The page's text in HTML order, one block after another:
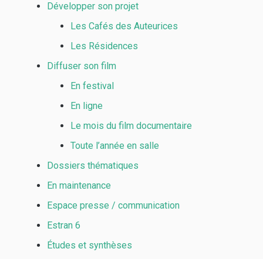
Développer son projet
Les Cafés des Auteurices
Les Résidences
Diffuser son film
En festival
En ligne
Le mois du film documentaire
Toute l’année en salle
Dossiers thématiques
En maintenance
Espace presse / communication
Estran 6
Études et synthèses